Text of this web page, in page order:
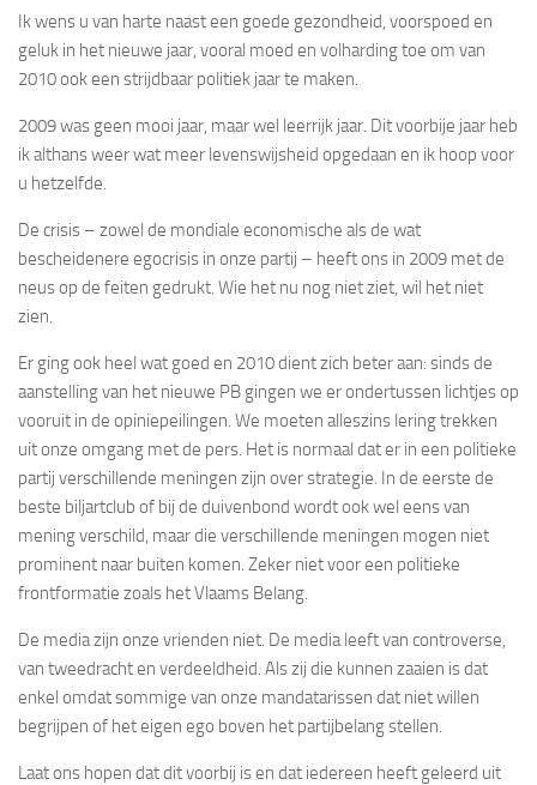
Ik wens u van harte naast een goede gezondheid, voorspoed en
geluk in het nieuwe jaar, vooral moed en volharding toe om van
2010 ook een strijdbaar politiek jaar te maken.
2009 was geen mooi jaar, maar wel leerrijk jaar. Dit voorbije jaar heb
ik althans weer wat meer levenswijsheid opgedaan en ik hoop voor
u hetzelfde.
De crisis – zowel de mondiale economische als de wat
bescheidenere egocrisis in onze partij – heeft ons in 2009 met de
neus op de feiten gedrukt. Wie het nu nog niet ziet, wil het niet
zien.
Er ging ook heel wat goed en 2010 dient zich beter aan: sinds de
aanstelling van het nieuwe PB gingen we er ondertussen lichtjes op
vooruit in de opiniepeilingen. We moeten alleszins lering trekken
uit onze omgang met de pers. Het is normaal dat er in een politieke
partij verschillende meningen zijn over strategie. In de eerste de
beste biljartclub of bij de duivenbond wordt ook wel eens van
mening verschild, maar die verschillende meningen mogen niet
prominent naar buiten komen. Zeker niet voor een politieke
frontformatie zoals het Vlaams Belang.
De media zijn onze vrienden niet. De media leeft van controverse,
van tweedracht en verdeeldheid. Als zij die kunnen zaaien is dat
enkel omdat sommige van onze mandatarissen dat niet willen
begrijpen of het eigen ego boven het partijbelang stellen.
Laat ons hopen dat dit voorbij is en dat iedereen heeft geleerd uit